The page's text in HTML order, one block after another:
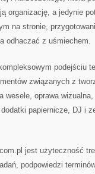
organizację, a jedynie
na stronie,
odhaczać z uśmiechem.
podejściu
związanych z
wesele, oprawa
dodatki papiernicze, DJ i
jest użyteczność
podpowiedzi